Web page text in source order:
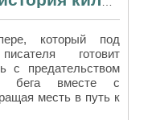
который под
готовит
с предательством
бега вместе с
месть в путь к